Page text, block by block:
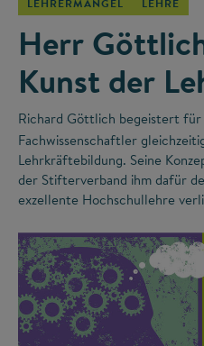
LEHRERMANGEL LEHRE
Herr
Kunst der
Richard Göttlich begeistert für
Fachwissenschaftler
Lehrkräftebildung. Seine
der Stifterverband ihm dafür
exzellente Hochschullehre